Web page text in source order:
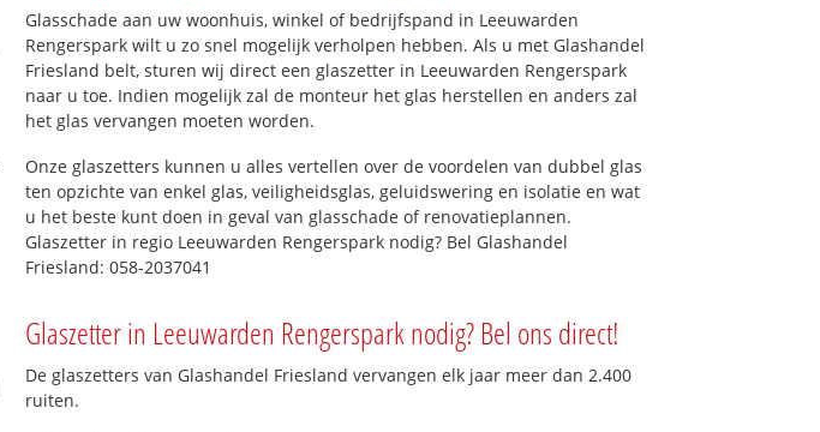
Glasschade aan uw woonhuis, winkel of bedrijfspand in Leeuwarden
Rengerspark wilt u zo snel mogelijk verholpen hebben. Als u met Glashandel
Friesland belt, sturen wij direct een glaszetter in Leeuwarden Rengerspark
naar u toe. Indien mogelijk zal de monteur het glas herstellen en anders zal
het glas vervangen moeten worden.
Onze glaszetters kunnen u alles vertellen over de voordelen van dubbel glas
ten opzichte van enkel glas, veiligheidsglas, geluidswering en isolatie en wat
u het beste kunt doen in geval van glasschade of renovatieplannen.
Glaszetter in regio Leeuwarden Rengerspark nodig? Bel Glashandel
Friesland: 058-2037041
Glaszetter in Leeuwarden Rengerspark nodig? Bel ons direct!
De glaszetters van Glashandel Friesland vervangen elk jaar meer dan 2.400
ruiten.